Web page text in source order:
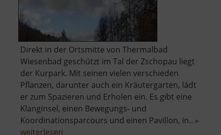
Direkt in der Ortsmitte von Thermalbad
Wiesenbad geschützt im Tal der Zschopau liegt
der Kurpark. Mit seinen vielen verschieden
Pflanzen, darunter auch ein Kräutergarten, lädt
er zum Spazieren und Erholen ein. Es gibt eine
Klanginsel, einen Bewegungs- und
Koordinationsparcours und einen Pavillon, in.. »
weiterlesen